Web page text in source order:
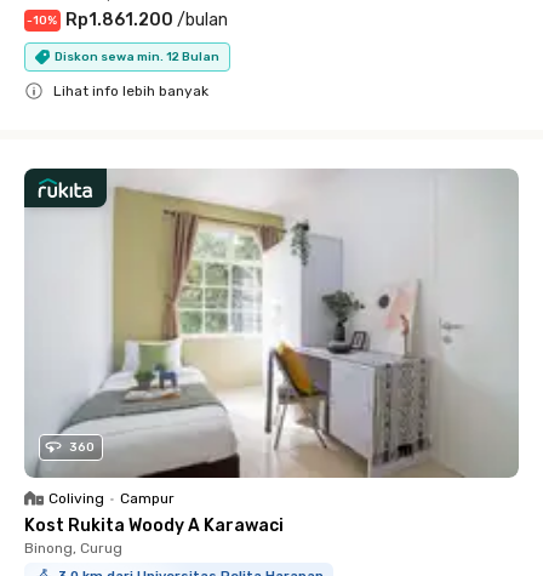
-10% Rp1.861.200 /bulan
Diskon sewa min. 12 Bulan
Lihat info lebih banyak
360
Coliving • Campur
Kost Rukita Woody A Karawaci
Binong, Curug